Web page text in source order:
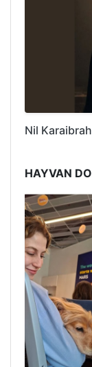
Nil
HAYVAN